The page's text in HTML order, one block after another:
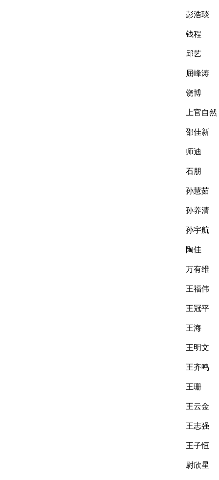
彭浩琰
钱程
邱艺
屈峰涛
饶博
上官自然
邵佳新
师迪
石朋
孙慧茹
孙养清
孙宇航
陶佳
万有维
王福伟
王冠平
王海
王明文
王齐鸣
王珊
王云金
王志强
王子恒
尉欣星